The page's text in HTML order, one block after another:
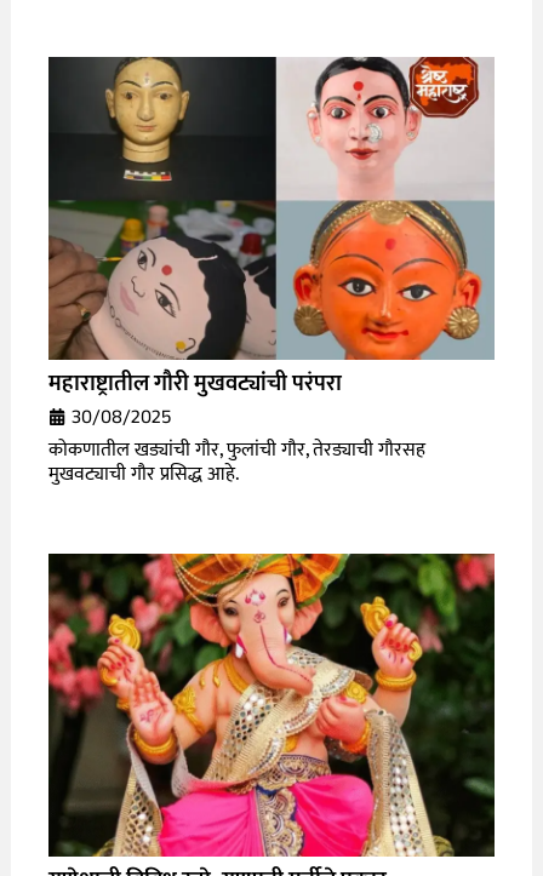
महाराष्ट्रातील गौरी मुखवट्यांची परंपरा
30/08/2025
कोकणातील खड्यांची गौर, फुलांची गौर, तेरड्याची गौरसह
मुखवट्याची गौर प्रसिद्ध आहे.